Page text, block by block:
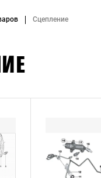
Сцепление